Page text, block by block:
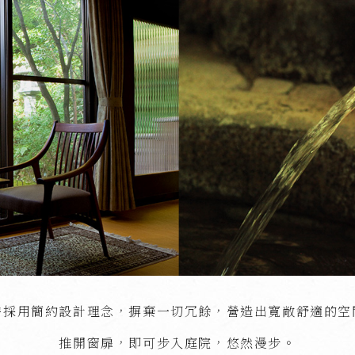
用簡約設計理念，摒棄一切冗餘，營造出寬敞舒適的
推開窗扉，即可步入庭院，悠然漫步。